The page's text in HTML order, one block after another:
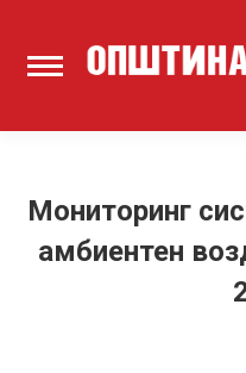
Мониторинг
амбиентен